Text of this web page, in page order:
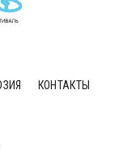
КОНТАКТЫ